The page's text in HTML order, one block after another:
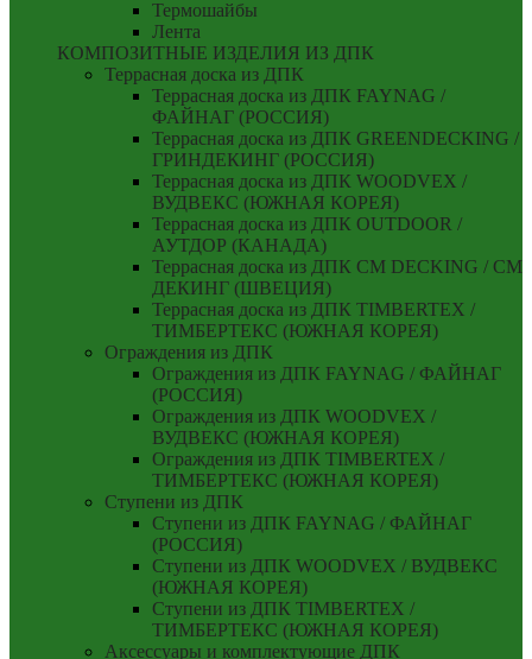
Термошайбы
Лента
КОМПОЗИТНЫЕ ИЗДЕЛИЯ ИЗ ДПК
Террасная доска из ДПК
Террасная доска из ДПК FAYNAG /
ФАЙНАГ (РОССИЯ)
Террасная доска из ДПК GREENDECKING /
ГРИНДЕКИНГ (РОССИЯ)
Террасная доска из ДПК WOODVEX /
ВУДВЕКС (ЮЖНАЯ КОРЕЯ)
Террасная доска из ДПК OUTDOOR /
АУТДОР (КАНАДА)
Террасная доска из ДПК CM DECKING / СМ
ДЕКИНГ (ШВЕЦИЯ)
Террасная доска из ДПК TIMBERTEX /
ТИМБЕРТЕКС (ЮЖНАЯ КОРЕЯ)
Ограждения из ДПК
Ограждения из ДПК FAYNAG / ФАЙНАГ
(РОССИЯ)
Ограждения из ДПК WOODVEX /
ВУДВЕКС (ЮЖНАЯ КОРЕЯ)
Ограждения из ДПК TIMBERTEX /
ТИМБЕРТЕКС (ЮЖНАЯ КОРЕЯ)
Ступени из ДПК
Ступени из ДПК FAYNAG / ФАЙНАГ
(РОССИЯ)
Ступени из ДПК WOODVEX / ВУДВЕКС
(ЮЖНАЯ КОРЕЯ)
Ступени из ДПК TIMBERTEX /
ТИМБЕРТЕКС (ЮЖНАЯ КОРЕЯ)
Аксессуары и комплектующие ДПК